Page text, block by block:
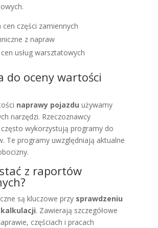
cen części zamiennych
z napraw
usług warsztatowych
do oceny wartości
naprawy pojazdu używamy
narzędzi. Rzeczoznawcy
wykorzystują programy do
Te programy uwzględniają aktualne
z raportów
są kluczowe przy sprawdzeniu
. Zawierają szczegółowe
częściach i pracach